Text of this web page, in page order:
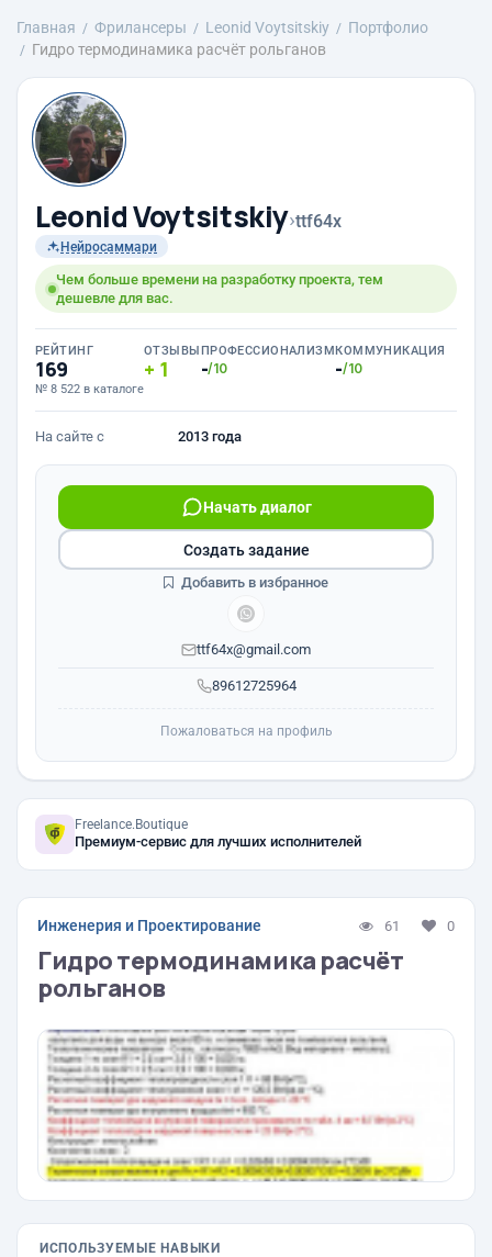
Главная Фрилансеры Leonid Voytsitskiy
Портфолио
Гидро термодинамика расчёт рольганов
Leonid Voytsitskiy›ttf64x
Нейросаммари
Чем больше времени на разработку проекта, тем
дешевле для вас.
РЕЙТИНГ
169
№ 8 522 в каталоге
ОТЗЫВЫ
1
ПРОФЕССИОНАЛИЗМ
-/10
КОММУНИКАЦИЯ
-/10
На сайте с 2013 года
89612725964
Начать диалог
ttf64x@gmail.com
Создать задание
Добавить в избранное
Пожаловаться на профиль
Freelance.Boutique
Премиум-сервис для лучших исполнителей
Инженерия и Проектирование 61 0
Гидро термодинамика расчёт
рольганов
ИСПОЛЬЗУЕМЫЕ НАВЫКИ